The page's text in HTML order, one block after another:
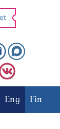
Eng Fin